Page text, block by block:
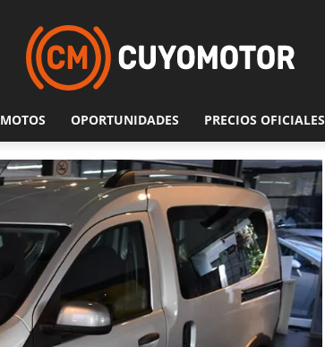
MOTOS OPORTUNIDADES PRECIOS OFICIALES